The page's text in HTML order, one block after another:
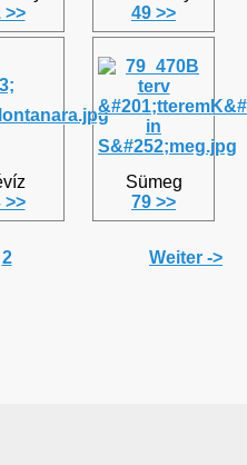
>>
49 >>
>>
Sümeg
79 >>
2 Weiter ->